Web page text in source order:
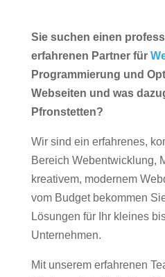
Sie suchen einen
erfahrenen Partner für
Programmierung und
Webseiten und was
Pfronstetten?
Wir sind ein erfahrenes,
Bereich Webentwicklung,
kreativem, modernem
vom Budget bekommen
Lösungen für Ihr kleines
Unternehmen.
Mit unserem erfahrenen